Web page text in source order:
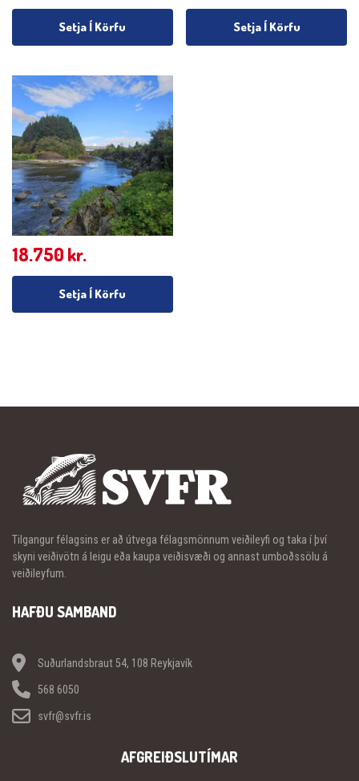
Setja Í Körfu Setja Í Körfu
18.750 kr.
Setja Í Körfu
Tilgangur félagsins er að útvega félagsmönnum veiðileyfi og taka í því
skyni veiðivötn á leigu eða kaupa veiðisvæði og annast umboðssölu á
veiðileyfum.
HAFÐU SAMBAND
Suðurlandsbraut 54, 108 Reykjavík
568 6050
svfr@svfr.is
AFGREIÐSLUTÍMAR